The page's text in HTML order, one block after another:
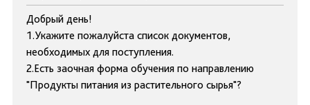
Добрый день!
1.Укажите пожалуйста список документов,
необходимых для поступления.
2.Есть заочная форма обучения по направлению
"Продукты питания из растительного сырья"?